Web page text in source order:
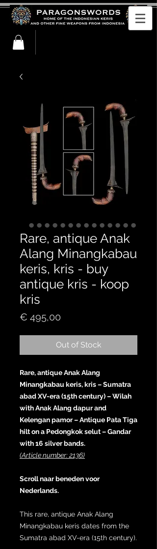
Rare, antique Anak
Alang Minangkabau
keris, kris - buy
antique kris - koop
kris
€ 495,00
Out of Stock
Rare, antique Anak Alang
Minangkabau keris, kris – Sumatra
abad XV-era (15th century) – Wilah
with Anak Alang dapur and
Kelengan pamor – Antique Pata Tiga
hilt on a Pedongkok selut – Gandar
with 16 silver bands.
(Article number: 2136)
Scroll naar beneden voor
Nederlands.
This rare, antique Anak Alang
Minangkabau keris dates from the
Sumatra abad XV-era (15th century).